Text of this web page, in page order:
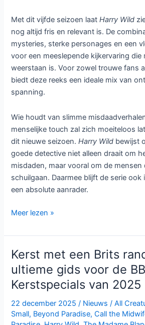
Met dit vijfde seizoen laatHarry Wild
nog altijd fris en relevant is. De
mysteries, sterke personages en een
voor een meeslepende kijkervaring die
weerstaan is. Voor zowel trouwe fans
biedt deze reeks een ideale mix van
spanning.
Wie houdt van slimme
menselijke touch zal zich moeiteloos
dit nieuwe seizoen.Harry Wild bewijst
goede detective niet alleen draait om
misdaden, maar vooral om de mensen
schuilgaan. Daarmee blijft de serie ook
een absolute aanrader.
Harry
seizoen
5:
charmante
misdaadserie
keert
met
nieuwe
Meer lezen »
Kerst met een Brits
ultieme gids voor de
Kerstspecials van 2025
22 december 2025/ Nieuws /All
Small, Beyond Paradise,Call the